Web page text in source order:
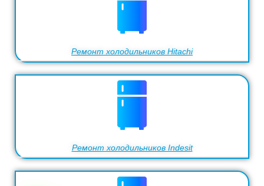
Ремонт холодильников Hitachi
Ремонт холодильников Indesit